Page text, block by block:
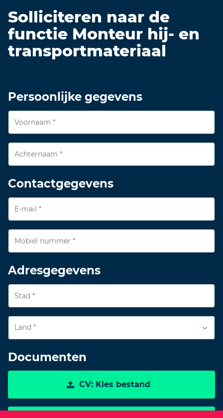
Solliciteren naar de
functie Monteur hij- en
transportmateriaal
Persoonlijke gegevens
Contactgegevens
Adresgegevens
Land *
Documenten
CV: Kies bestand